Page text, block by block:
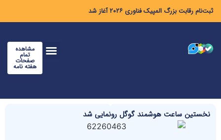
ثبت‌نام رقابت بزرگ المپیک فناوری ۲۰۲۶ آغاز شد
مشاهده
تمام
صفحات
هفته نامه
نخستین ساعت هوشمند گوگل رونمایی شد